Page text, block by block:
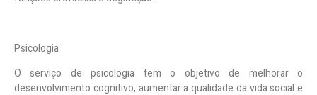
Psicologia
O serviço de psicologia tem o objetivo de melhorar o
desenvolvimento cognitivo, aumentar a qualidade da vida social e